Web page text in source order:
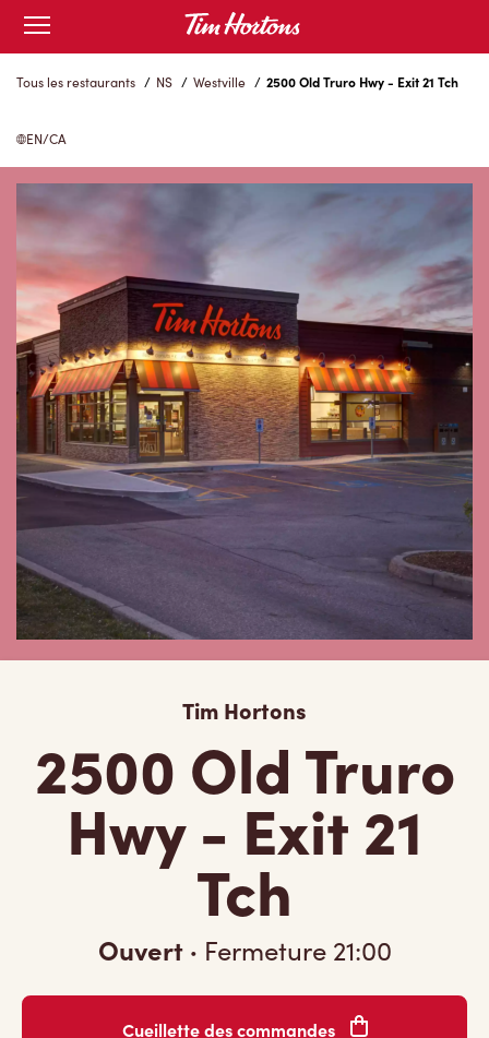
Skip
Content
Open
mobile
menu
Tous les restaurants / NS / Westville / 2500 Old Truro Hwy - Exit 21 Tch
EN/CA
Tim Hortons
2500 Old Truro
Hwy - Exit 21
Tch
Ouvert · Fermeture 21:00
Cueillette des commandes